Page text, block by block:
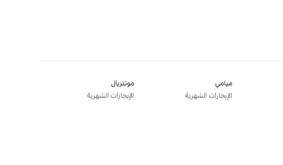
ميامي
الإيجارات الشهرية
مونتريال
الإيجارات الشهرية